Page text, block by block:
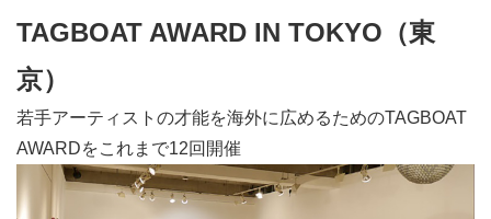
TAGBOAT AWARD IN TOKYO（東
京）
若手アーティストの才能を海外に広めるためのTAGBOAT
AWARDをこれまで12回開催